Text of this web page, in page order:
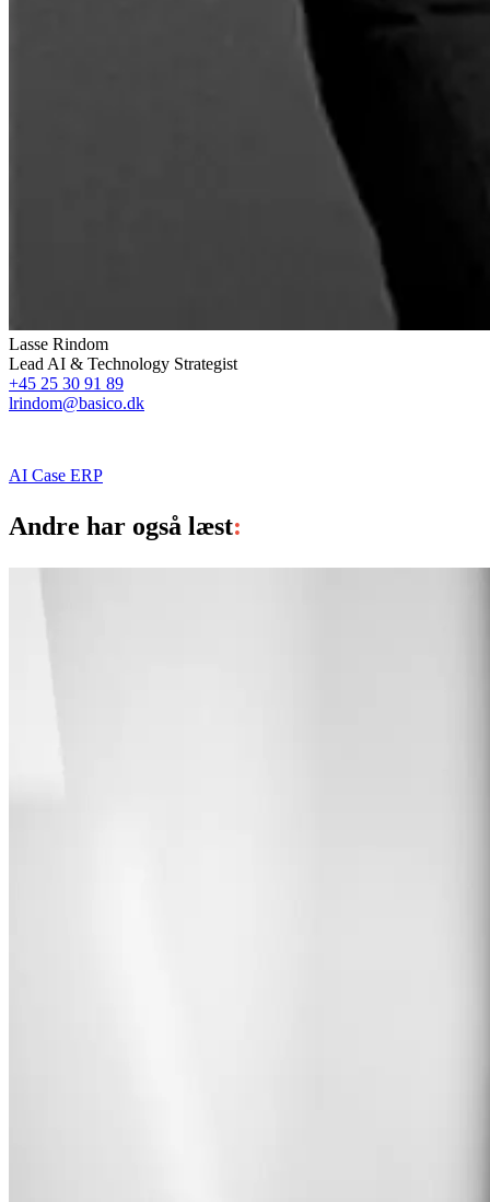
Lasse Rindom
Lead AI & Technology Strategist
+45 25 30 91 89
lrindom@basico.dk
AI Case ERP
Andre har også læst: